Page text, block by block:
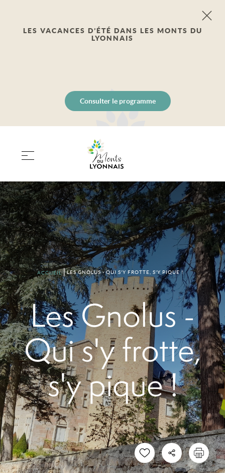
LES VACANCES D’ÉTÉ DANS LES MONTS DU
LYONNAIS
Consulter le programme
ACCUEIL LES GNOLUS - QUI S'Y FROTTE, S'Y PIQUE !
Les Gnolus -
Qui s'y frotte,
s'y pique !